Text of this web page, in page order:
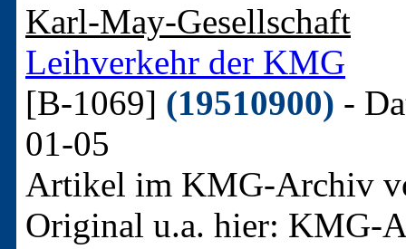
Karl-May-Gesellschaft
Leihverkehr der KMG
[B-1069] (19510900) -
01-05
Artikel im KMG-Archiv
Original u.a. hier: KMG-